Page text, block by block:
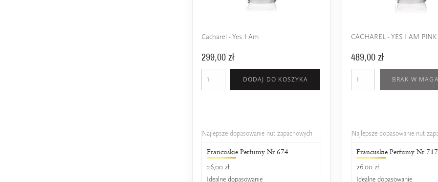
Cacharel - Yes I Am
299,00 zł
DODAJ DO KOSZYKA
Najlepsze dopasowanie nut zapachowych
Francuskie Perfumy Nr 674
26,00 zł
Idealne dopasowanie
L'amour Classic 674
Idealne dopasowanie
CACHAREL - YES I AM
489,00 zł
BRAK W
Najlepsze dopasowanie nut
Francuskie Perfumy Nr 717
26,00 zł
Idealne dopasowanie